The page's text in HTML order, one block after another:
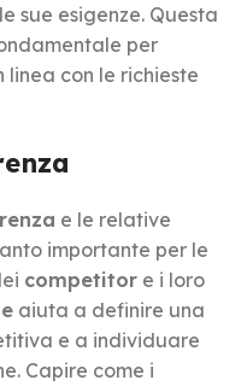
sue esigenze. Questa
per
con le richieste
e le relative
importante per le
competitor e i loro
aiuta a definire una
e a individuare
Capire come i